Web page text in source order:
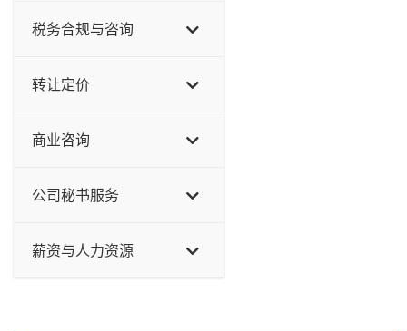
税务合规与咨询
转让定价
商业咨询
公司秘书服务
薪资与人力资源